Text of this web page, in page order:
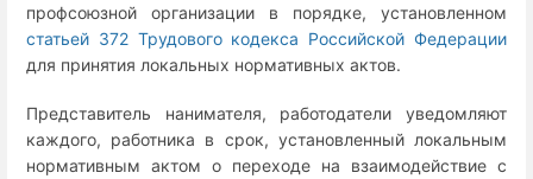
профсоюзной организации в порядке, установленном
статьей 372 Трудового кодекса Российской Федерации
для принятия локальных нормативных актов.
Представитель нанимателя, работодатели уведомляют
каждого, работника в срок, установленный локальным
нормативным актом о переходе на взаимодействие с